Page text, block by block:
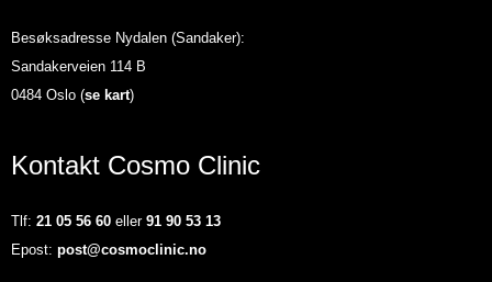
Besøksadresse Nydalen (Sandaker):
Sandakerveien 114 B
0484 Oslo (se kart)
Kontakt Cosmo Clinic
Tlf: 21 05 56 60 eller 91 90 53 13
Epost: post@cosmoclinic.no